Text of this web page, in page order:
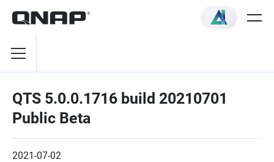
QTS 5.0.0.1716 build 20210701
Public Beta
2021-07-02